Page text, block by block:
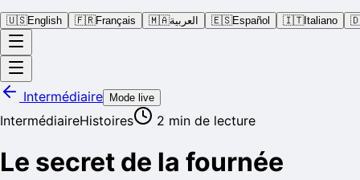
🇺🇸English 🇫🇷Français 🇲🇦العربية 🇪🇸Español 🇮🇹Italiano
Intermédiaire Mode live
IntermédiaireHistoires 2 min de lecture
Le secret de la fournée